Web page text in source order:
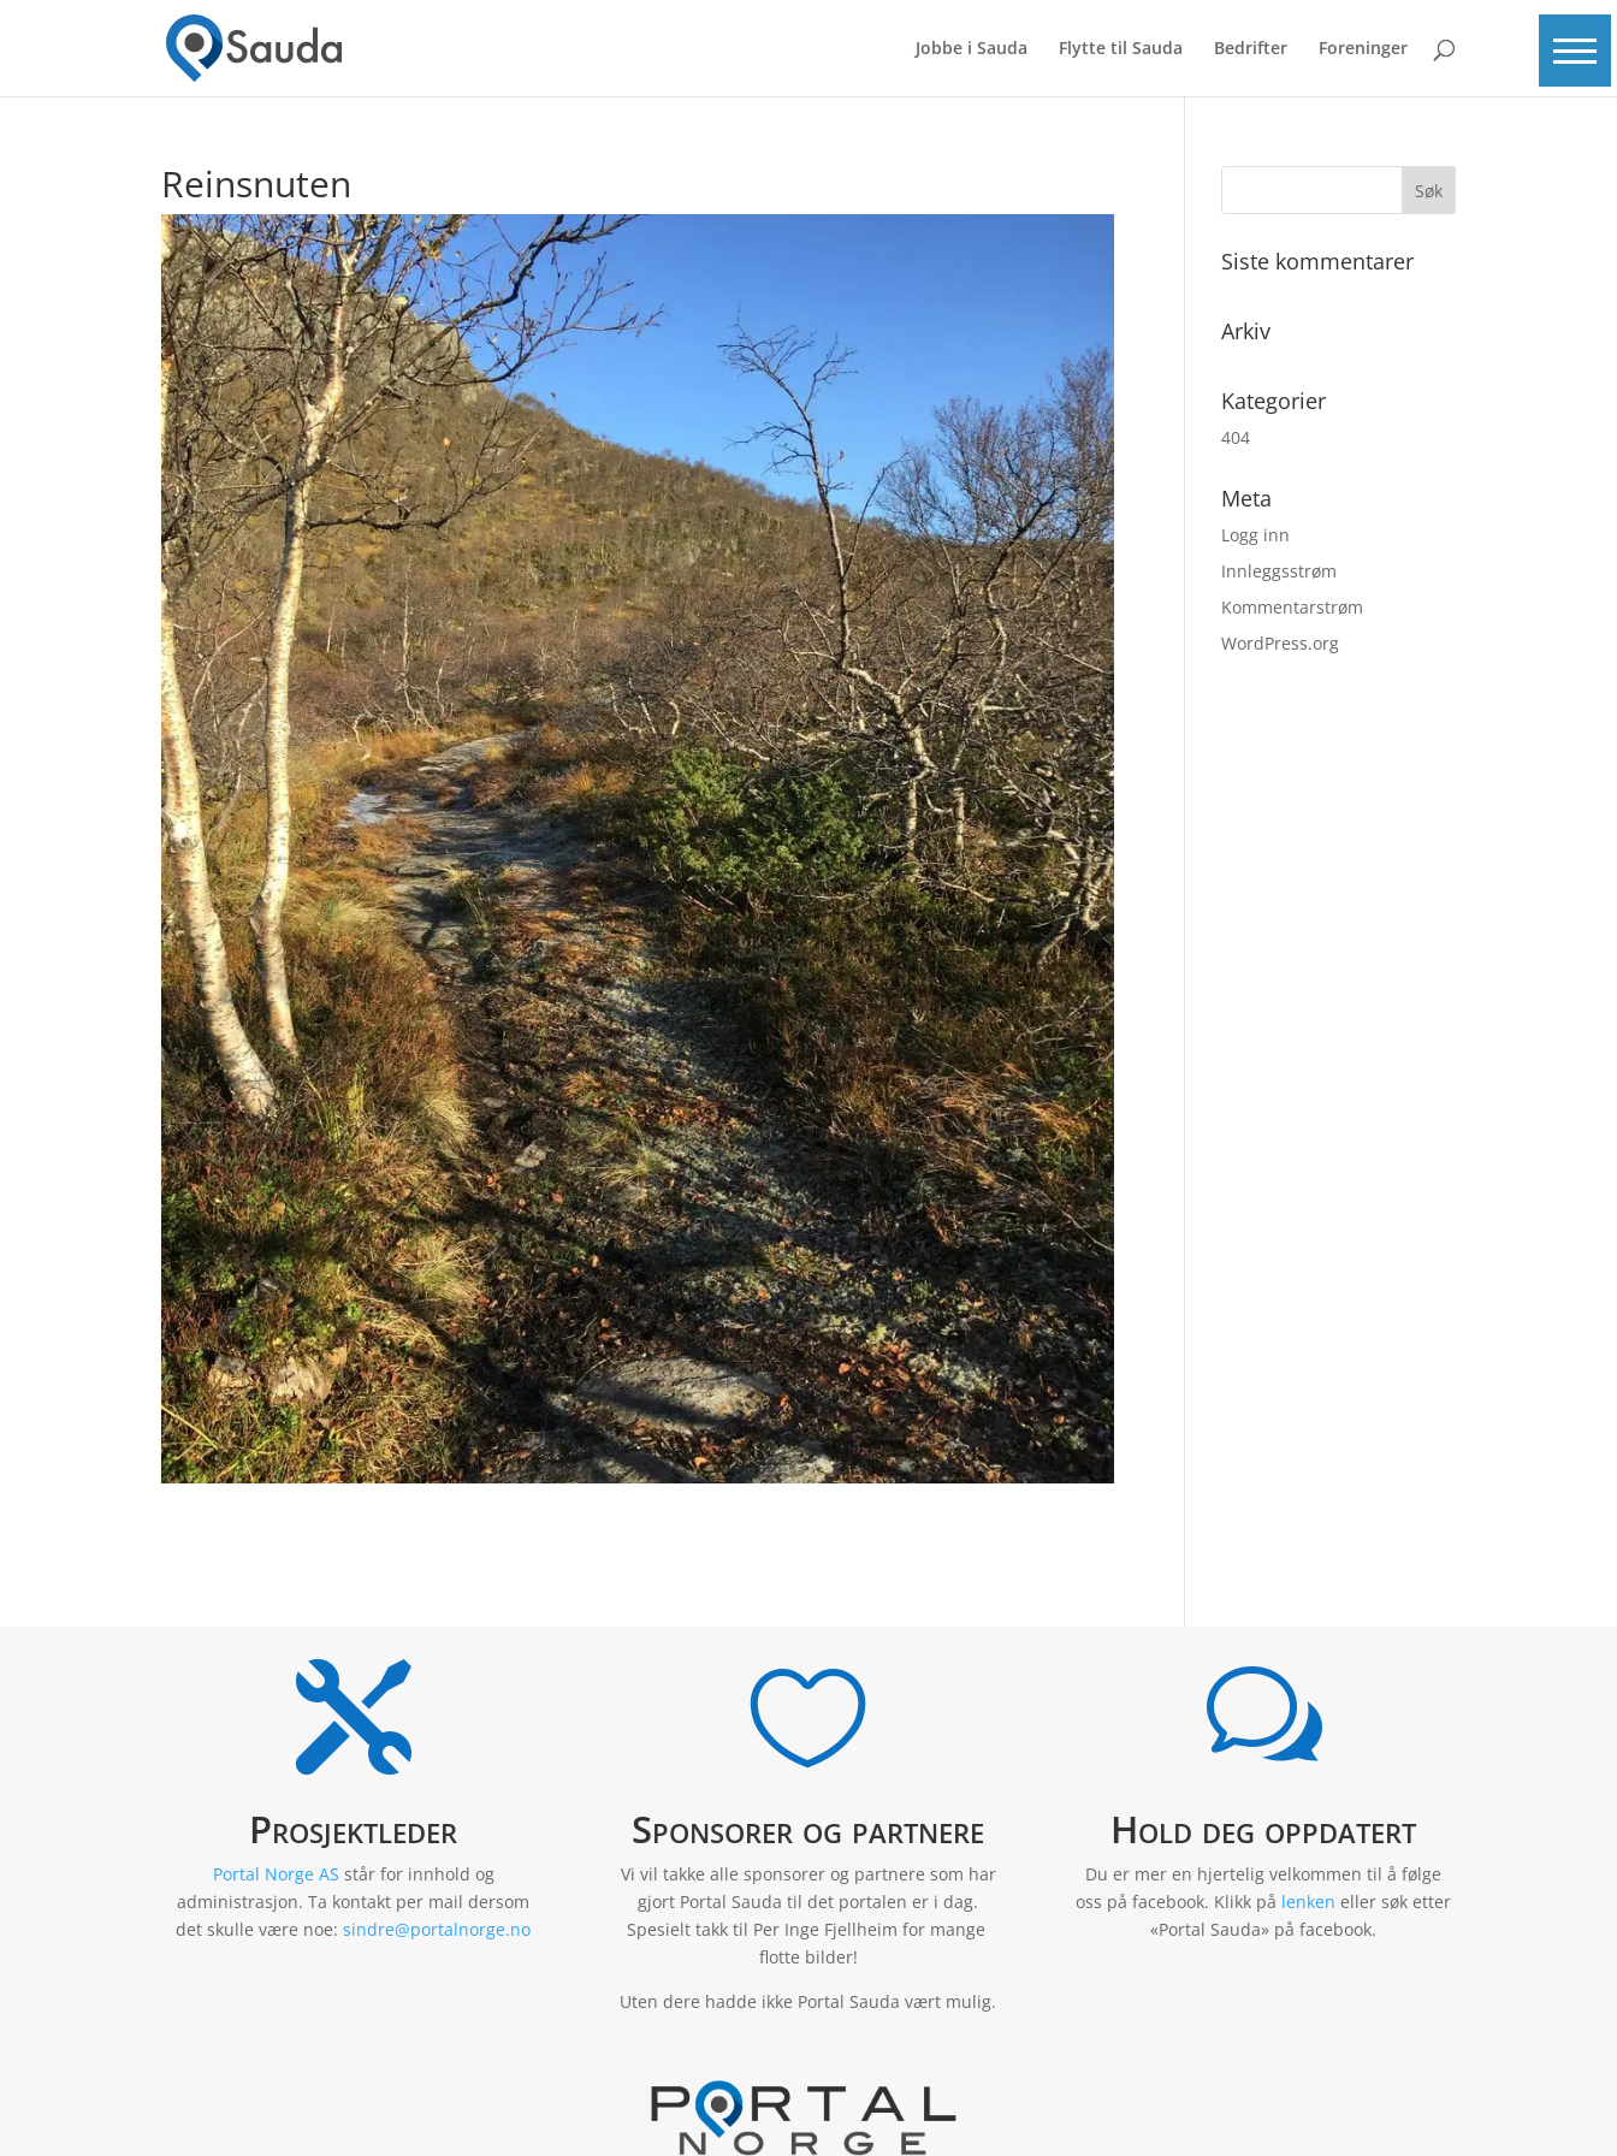
Jobbe i Sauda Flytte til Sauda Bedrifter Foreninger
Reinsnuten
Siste kommentarer
Arkiv
Kategorier
404
Meta
Logg inn
Innleggsstrøm
Kommentarstrøm
WordPress.org

Prosjektleder
Portal Norge AS står for innhold og
administrasjon. Ta kontakt per mail dersom
det skulle være noe:sindre@portalnorge.no

Sponsorer og partnere
Vi vil takke alle sponsorer og partnere som har
gjort Portal Sauda til det portalen er i dag.
Spesielt takk til Per Inge Fjellheim for mange
flotte bilder!
Uten dere hadde ikke Portal Sauda vært mulig.
w
Hold deg oppdatert
Du er mer en hjertelig velkommen til å følge
oss på facebook. Klikk på lenken eller søk etter
«Portal Sauda» på facebook.